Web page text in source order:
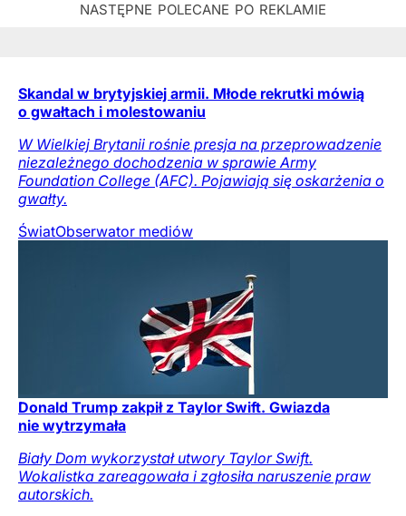
Skandal w brytyjskiej armii. Młode rekrutki mówią
o gwałtach i molestowaniu
W Wielkiej Brytanii rośnie presja na przeprowadzenie
niezależnego dochodzenia w sprawie Army
Foundation College (AFC). Pojawiają się oskarżenia o
gwałty.
ŚwiatObserwator mediów
Donald Trump zakpił z Taylor Swift. Gwiazda
nie wytrzymała
Biały Dom wykorzystał utwory Taylor Swift.
Wokalistka zareagowała i zgłosiła naruszenie praw
autorskich.